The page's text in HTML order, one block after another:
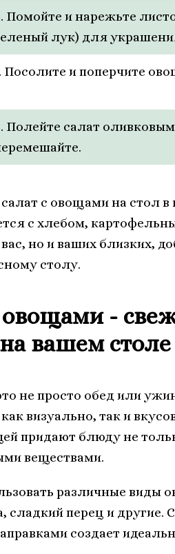
Помойте и нарежьте
лук) для
Посолите и поперчите
Полейте салат
с овощами на стол в
с хлебом,
но и ваших близких,
столу.
овощами -
вашем столе
не просто обед или
визуально, так и
придают блюду не
веществами.
различные виды
сладкий перец и другие.
создает